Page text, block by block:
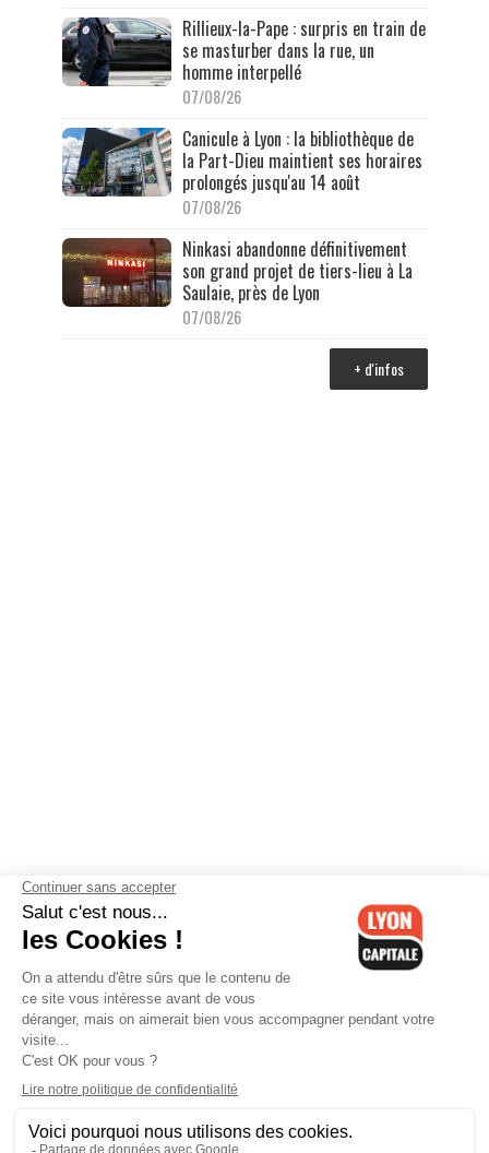
Rillieux-la-Pape : surpris en train de
se masturber dans la rue, un
homme interpellé
07/08/26
Canicule à Lyon : la bibliothèque de
la Part-Dieu maintient ses horaires
prolongés jusqu'au 14 août
07/08/26
Ninkasi abandonne définitivement
son grand projet de tiers-lieu à La
Saulaie, près de Lyon
07/08/26
+ d'infos
Contactez-nous-Mentions légales-CGV-Politique de